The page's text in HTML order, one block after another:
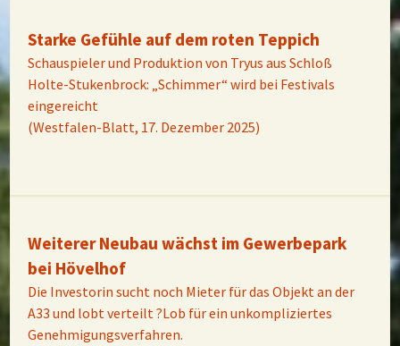
Starke Gefühle auf dem roten Teppich
Schauspieler und Produktion von Tryus aus Schloß
Holte-Stukenbrock: „Schimmer“ wird bei Festivals
eingereicht
(Westfalen-Blatt, 17. Dezember 2025)
Weiterer Neubau wächst im Gewerbepark
bei Hövelhof
Die Investorin sucht noch Mieter für das Objekt an der
A33 und lobt verteilt ?Lob für ein unkompliziertes
Genehmigungsverfahren.